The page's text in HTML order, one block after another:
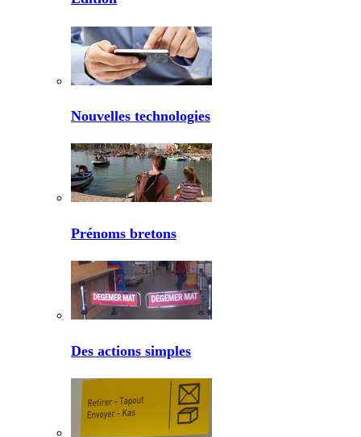
Nouvelles technologies
Prénoms bretons
Des actions simples